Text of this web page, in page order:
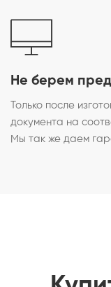
Не берем
Только после
документа на
Мы так же даем